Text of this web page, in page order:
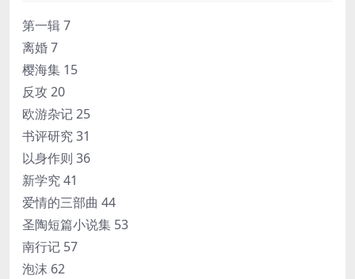
第一辑 7
离婚 7
樱海集 15
反攻 20
欧游杂记 25
书评研究 31
以身作则 36
新学究 41
爱情的三部曲 44
圣陶短篇小说集 53
南行记 57
泡沫 62